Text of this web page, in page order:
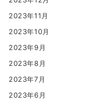
2023年11月
2023年10月
2023年9月
2023年8月
2023年7月
2023年6月